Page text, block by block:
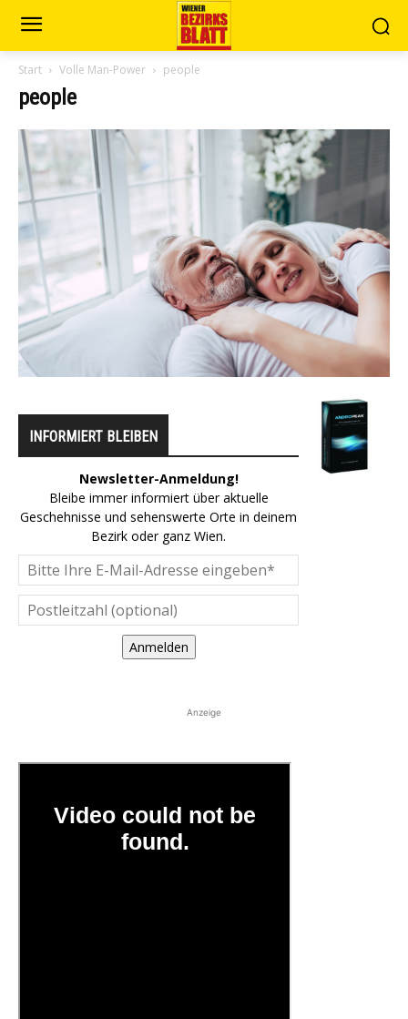
Start Volle Man-Power people
people
INFORMIERT BLEIBEN
Newsletter-Anmeldung!
Bleibe immer informiert über aktuelle
Geschehnisse und sehenswerte Orte in deinem
Bezirk oder ganz Wien.
Anmelden
Anzeige